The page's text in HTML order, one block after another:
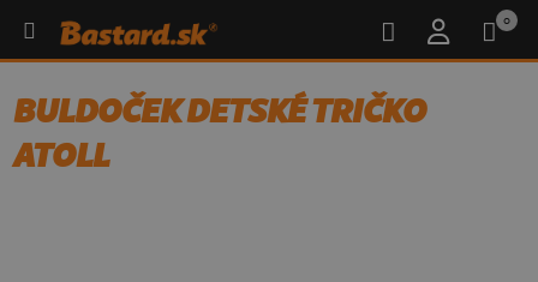
0
BULDOČEK DETSKÉ TRIČKO
ATOLL